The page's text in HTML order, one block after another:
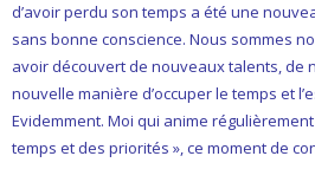
d’avoir perdu son temps a été une
sans bonne conscience. Nous sommes
avoir découvert de nouveaux talents, de
nouvelle manière d’occuper le temps et
Evidemment. Moi qui anime
temps et des priorités », ce moment de